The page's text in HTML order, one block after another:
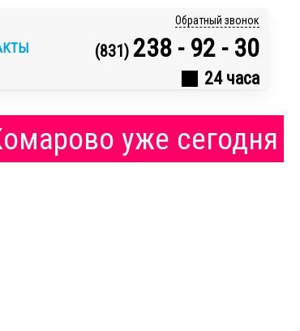
Обратный звонок
(831) 238 - 92 - 30
24 часа
уже сегодня